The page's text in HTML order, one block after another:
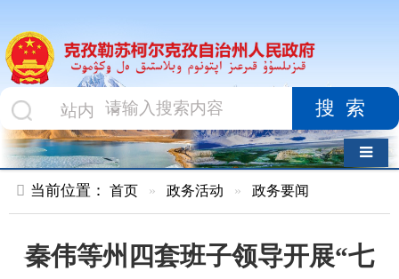
搜索
当前位置： 首页 政务活动 » 政务要闻
秦伟等州四套班子领导开展“七
一”走访慰问活动